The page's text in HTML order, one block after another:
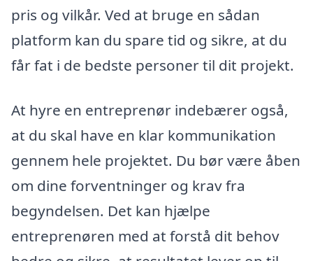
pris og vilkår. Ved at bruge en sådan
platform kan du spare tid og sikre, at du
får fat i de bedste personer til dit projekt.
At hyre en entreprenør indebærer også,
at du skal have en klar kommunikation
gennem hele projektet. Du bør være åben
om dine forventninger og krav fra
begyndelsen. Det kan hjælpe
entreprenøren med at forstå dit behov